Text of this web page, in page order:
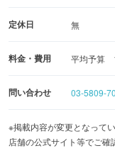
定休日 無
料金・費用 平均予算
問い合わせ 03-5809-
※掲載内容が変更となって
店舗の公式サイト等でご確